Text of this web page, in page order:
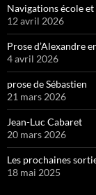
Navigations école
12 avril 2026
Prose d’Alexandre
4 avril 2026
prose de Sébastien
21 mars 2026
Jean-Luc Cabaret
20 mars 2026
Les prochaines
18 mai 2025